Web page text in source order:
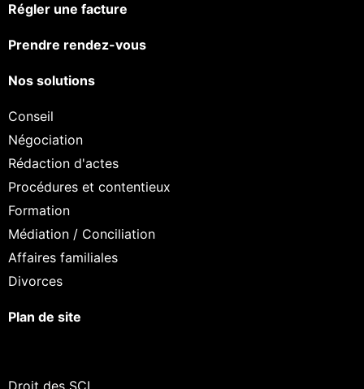
Régler une facture
Prendre rendez-vous
Nos solutions
Conseil
Négociation
Rédaction d'actes
Procédures et contentieux
Formation
Médiation / Conciliation
Affaires familiales
Divorces
Plan de site